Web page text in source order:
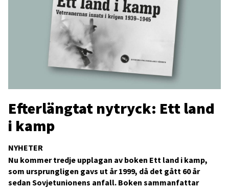
NYHETER
Efterlängtat nytryck: Ett land
i kamp
Nu kommer tredje upplagan av boken Ett land i kamp,
som ursprungligen gavs ut år 1999, då det gått 60 år
sedan Sovjetunionens anfall. Boken sammanfattar